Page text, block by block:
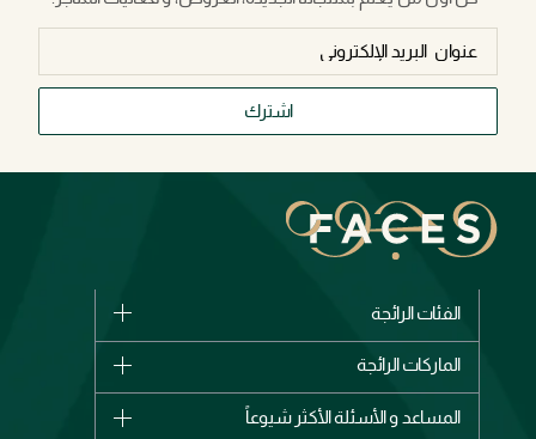
اشترك
الفئات الرائجة
الأكثر مبيعاً
الماركات الرائجة
المساعد و الأسئلة الأكثر شيوعاً